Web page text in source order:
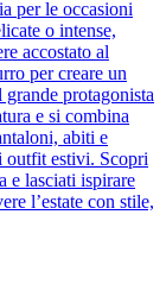
per le occasioni
o intense,
accostato al
per creare un
protagonista
e si combina
abiti e
outfit estivi. Scopri
e lasciati ispirare
l’estate con stile,